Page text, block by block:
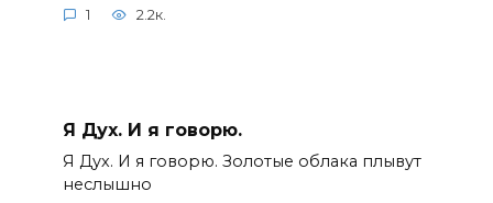
1 2.2к.
Я Дух. И я говорю.
Я Дух. И я говорю. Золотые облака плывут
неслышно